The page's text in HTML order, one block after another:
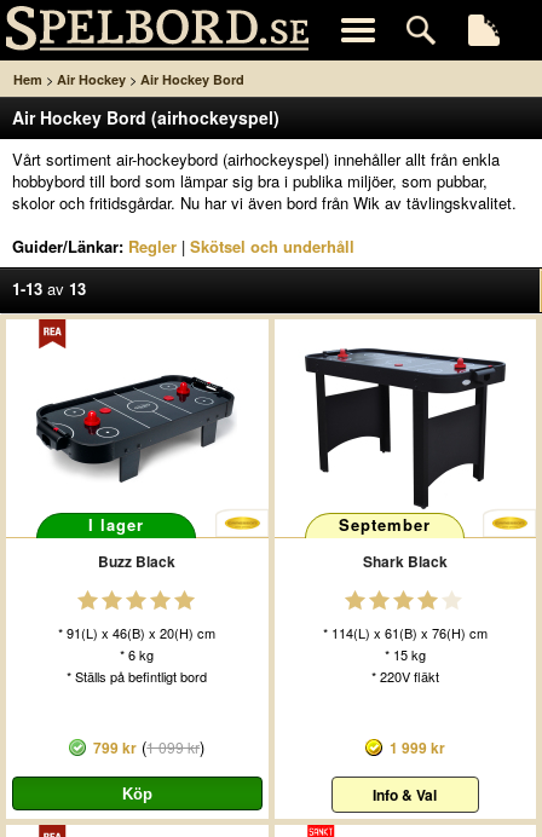
Hem > Air Hockey > Air Hockey Bord
Air Hockey Bord (airhockeyspel)
Vårt sortiment air-hockeybord (airhockeyspel) innehåller allt från enkla
hobbybord till bord som lämpar sig bra i publika miljöer, som pubbar,
skolor och fritidsgårdar. Nu har vi även bord från Wik av tävlingskvalitet.
Guider/Länkar: Regler | Skötsel och underhåll
1-13 av 13
I lager
Buzz Black
* 91(L) x 46(B) x 20(H) cm
* 6 kg
* Ställs på befintligt bord
799 kr (1 099 kr)
September
Shark Black
* 114(L) x 61(B) x 76(H) cm
* 15 kg
* 220V fläkt
1 999 kr
Info & Val